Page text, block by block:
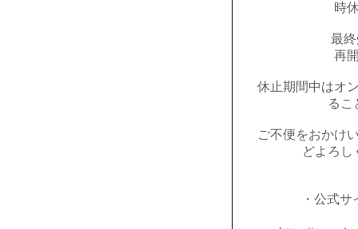
時
最
再
休止期間中はオ
るこ
ご不便をおかけ
どよろし
・公式サ